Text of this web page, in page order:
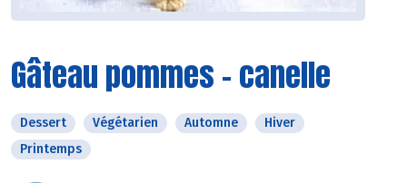
Gâteau pommes - canelle
Dessert Végétarien Automne
Hiver
Printemps